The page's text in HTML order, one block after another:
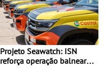
Projeto Seawatch: ISN
reforça operação balnear